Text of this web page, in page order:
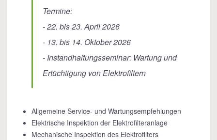
Termine:
- 22. bis 23. April 2026
- 13. bis 14. Oktober 2026
- Instandhaltungsseminar: Wartung und
Ertüchtigung von Elektrofiltern
Allgemeine Service- und Wartungsempfehlungen
Elektrische Inspektion der Elektrofilteranlage
Mechanische Inspektion des Elektrofilters